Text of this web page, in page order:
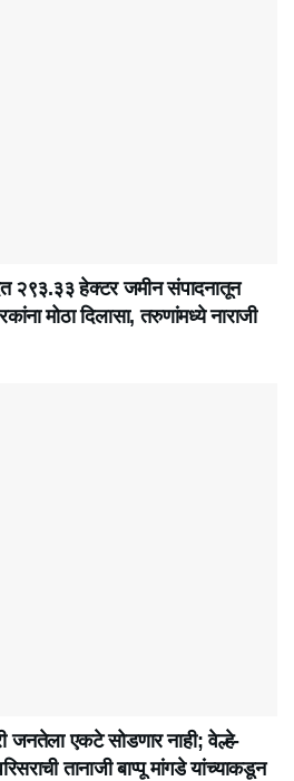
२९३.३३ हेक्टर जमीन संपादनातून
मोठा दिलासा, तरुणांमध्ये नाराजी
जनतेला एकटे सोडणार नाही; वेल्हे-
तानाजी बाप्पू मांगडे यांच्याकडून